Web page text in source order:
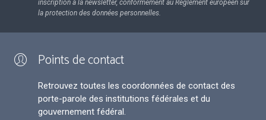
inscription à la newsletter, conformément au Règlement européen sur
la protection des données personnelles.
Points de contact
Retrouvez toutes les coordonnées de contact des
porte-parole des institutions fédérales et du
gouvernement fédéral.